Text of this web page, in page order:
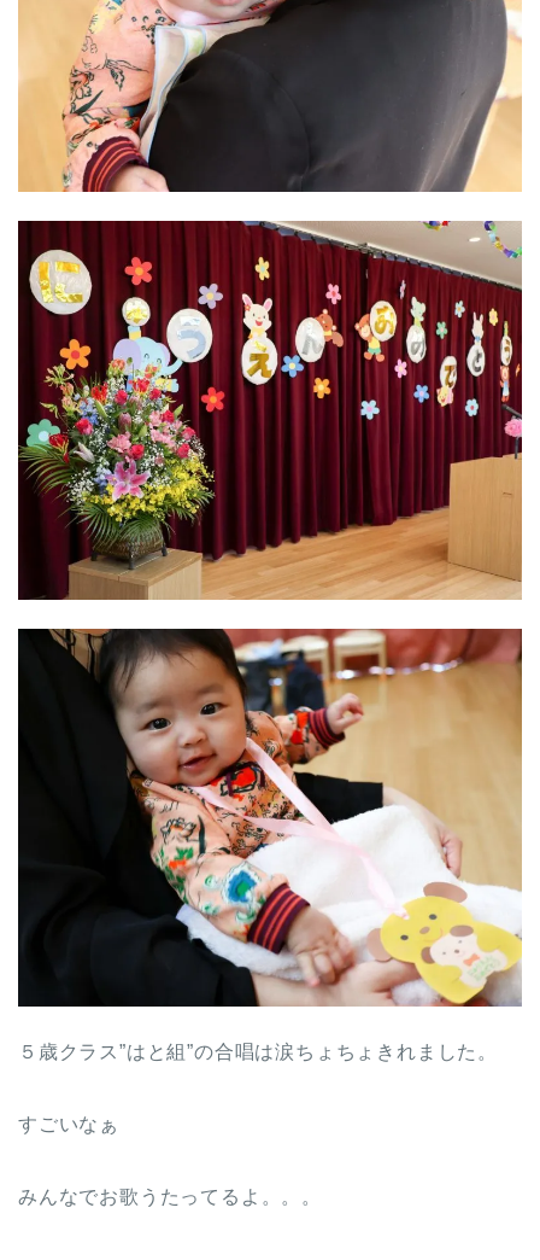
５歳クラス”はと組”の合唱は涙ちょちょきれました。
すごいなぁ
みんなでお歌うたってるよ。。。